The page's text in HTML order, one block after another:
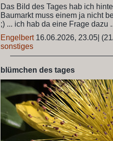
Das Bild des Tages hab ich
Baumarkt muss einem ja nicht
;) ... ich hab da eine Frage dazu
Engelbert 16.06.2026, 23.05
sonstiges
blümchen des tages